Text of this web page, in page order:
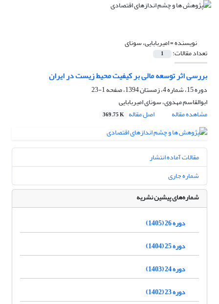
نویسنده =امیربابایی، سونای
تعداد مقالات: 1
بررسی اثر توسعه مالی بر کیفیت محیط‌ زیست در ایران
دوره 15، شماره 4، زمستان 1394، صفحه
1-23
ابوالقاسم مهدوی، سونای امیربابایی
مشاهده مقاله
اصل مقاله 369.75 K
مقالات آماده انتشار
شماره جاری
شماره‌های پیشین نشریه
دوره 26 (1405)
دوره 25 (1404)
دوره 24 (1403)
دوره 23 (1402)